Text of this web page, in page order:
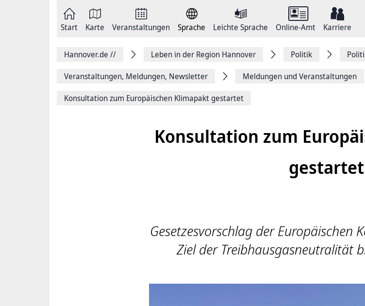
Start Karte Veranstaltungen Sprache Leichte Sprache Online-Amt Karriere
Hannover.de // Leben in der Region Hannover Politik
Veranstaltungen, Meldungen, Newsletter Meldungen und Veranstaltungen
Konsultation zum Europäischen Klimapakt gestartet
Konsultation zum
gestartet
Gesetzesvorschlag der Europäischen
Ziel der Treibhausgasneutralität